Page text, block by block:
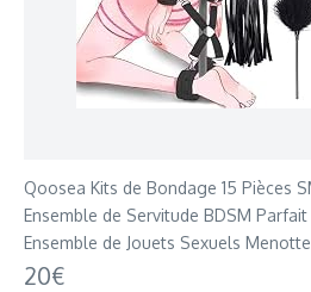
Qoosea Kits de Bondage 15 Pièces
Ensemble de Servitude BDSM
Ensemble de Jouets Sexuels
Laisse Pour Couple（Noir）
20€